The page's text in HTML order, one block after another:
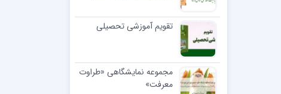
تقویم آموزشی تحصیلی
مجموعه نمایشگاهی «طراوت
معرفت»